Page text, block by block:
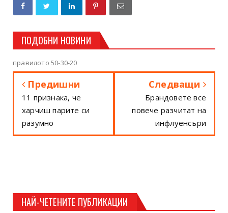
ПОДОБНИ НОВИНИ
правилото 50-30-20
Предишни
11 признака, че
харчиш парите си
разумно
Следващи
Брандовете все
повече разчитат на
инфлуенсъри
НАЙ-ЧЕТЕНИТЕ ПУБЛИКАЦИИ